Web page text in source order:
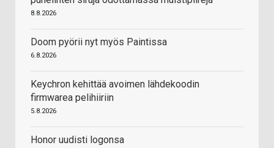
8.8.2026
Doom pyörii nyt myös Paintissa
6.8.2026
Keychron kehittää avoimen lähdekoodin
firmwarea pelihiiriin
5.8.2026
Honor uudisti logonsa